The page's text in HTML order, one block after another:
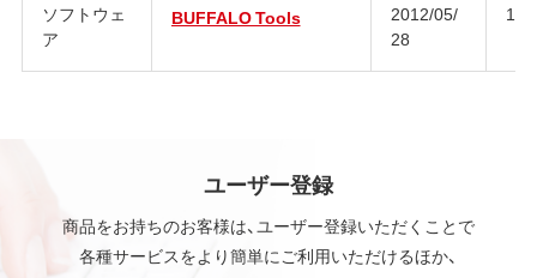
ソフトウェ
ア
BUFFALO Tools
2012/05/
28
ユーザー登録
商品をお持ちのお客様は、ユーザー登録いただくことで
各種サービスをより簡単にご利用いただけるほか、